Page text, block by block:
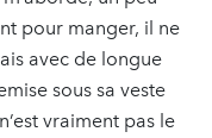
pour manger, il ne
avec de longue
sous sa veste
vraiment pas le